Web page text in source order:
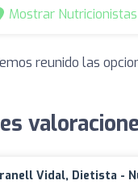
Mostrar
reunido las
Vidal, Dietista -